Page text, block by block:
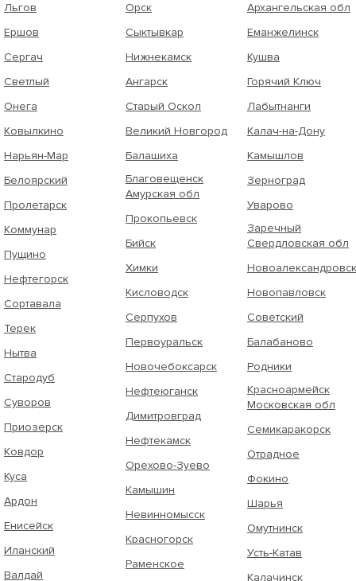
Льгов
Ершов
Сергач
Светлый
Онега
Ковылкино
Нарьян-Мар
Белоярский
Пролетарск
Коммунар
Пущино
Нефтегорск
Сортавала
Терек
Нытва
Стародуб
Суворов
Приозерск
Ковдор
Куса
Ардон
Енисейск
Иланский
Валдай
Орск
Сыктывкар
Нижнекамск
Ангарск
Старый Оскол
Великий Новгород
Балашиха
Благовещенск
Амурская обл
Прокопьевск
Бийск
Химки
Кисловодск
Серпухов
Первоуральск
Новочебоксарск
Нефтеюганск
Димитровград
Нефтекамск
Орехово-Зуево
Камышин
Невинномысск
Красногорск
Раменское
Архангельская обл
Еманжелинск
Кушва
Горячий Ключ
Лабытнанги
Калач-на-Дону
Камышлов
Зерноград
Уварово
Заречный
Свердловская обл
Новоалександровск
Новопавловск
Советский
Балабаново
Родники
Красноармейск
Московская обл
Семикаракорск
Отрадное
Фокино
Шарья
Омутнинск
Усть-Катав
Калачинск